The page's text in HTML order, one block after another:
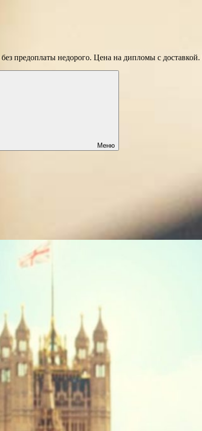
предоплаты недорого. Цена на дипломы с
Меню